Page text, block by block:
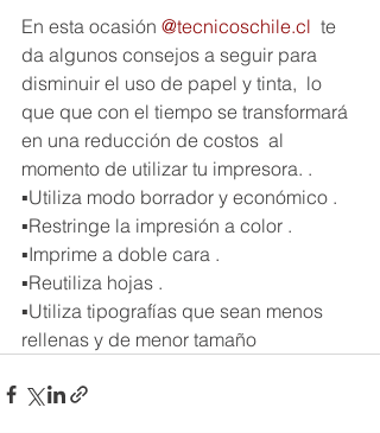
En esta ocasión @tecnicoschile.cl
  te
da algunos consejos a seguir para
disminuir el uso de papel y tinta,  lo
que que con el tiempo se transformará
en una reducción de costos  al
momento de utilizar tu impresora. .
▪Utiliza modo borrador y económico .
▪Restringe la impresión a color .
▪Imprime a doble cara .
▪Reutiliza hojas .
▪Utiliza tipografías que sean menos
rellenas y de menor tamaño